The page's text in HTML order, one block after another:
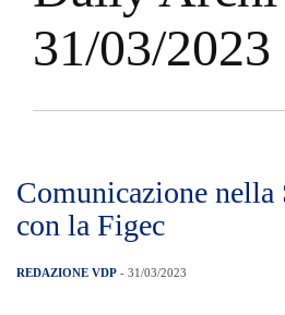
31/03/2023
Comunicazione nella
con la Figec
REDAZIONE VDP - 31/03/2023